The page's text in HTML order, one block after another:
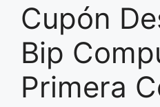
Cupón
Bip
Primera